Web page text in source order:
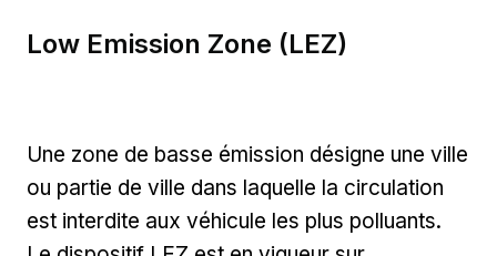
Low Emission Zone (LEZ)
Une zone de basse émission désigne une ville
ou partie de ville dans laquelle la circulation
est interdite aux véhicule les plus polluants.